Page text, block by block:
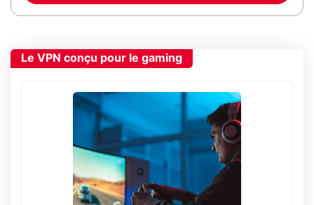
Le VPN conçu pour le gaming